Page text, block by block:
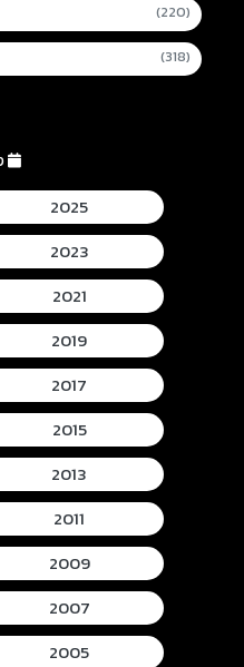
(220)
(318)
2025
2023
2021
2019
2017
2015
2013
2011
2009
2007
2005